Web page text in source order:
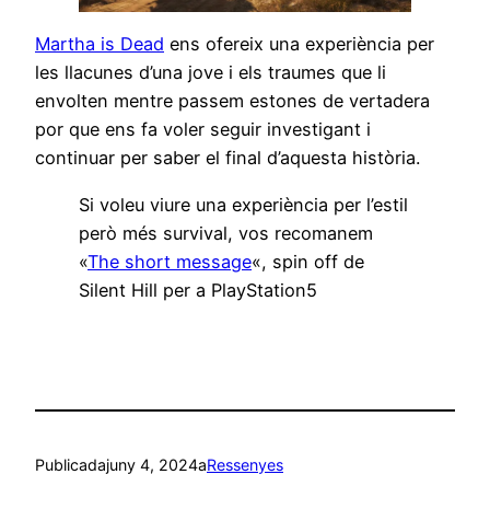
Martha is Dead ens ofereix una experiència per
les llacunes d’una jove i els traumes que li
envolten mentre passem estones de vertadera
por que ens fa voler seguir investigant i
continuar per saber el final d’aquesta història.
Si voleu viure una experiència per l’estil
però més survival, vos recomanem
«The short message«, spin off de
Silent Hill per a PlayStation5
Publicadajuny 4, 2024aRessenyes